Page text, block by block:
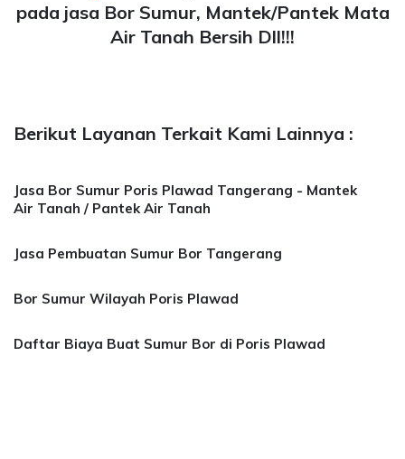
pada jasa Bor Sumur, Mantek/Pantek Mata
Air Tanah Bersih Dll!!!
Berikut Layanan Terkait Kami Lainnya :
Jasa Bor Sumur Poris Plawad Tangerang - Mantek
Air Tanah / Pantek Air Tanah
Jasa Pembuatan Sumur Bor Tangerang
Bor Sumur Wilayah Poris Plawad
Daftar Biaya Buat Sumur Bor di Poris Plawad